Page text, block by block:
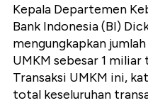
Kepala Departemen
Bank Indonesia (BI)
mengungkapkan
UMKM sebesar 1
Transaksi UMKM ini,
total keseluruhan